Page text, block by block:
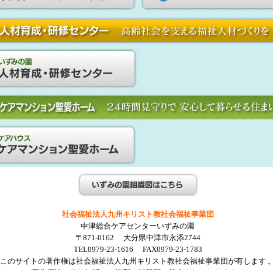
社会福祉法人九州キリスト教社会福祉事業団
中津総合ケアセンターいずみの園
〒871-0162 大分県中津市永添2744
TEL0979-23-1616 FAX0979-23-1783
このサイトの著作権は社会福祉法人九州キリスト教社会福祉事業団が有します 。